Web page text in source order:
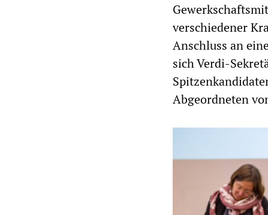
verschiedener
Anschluss an
sich Verdi-
Abgeordneten